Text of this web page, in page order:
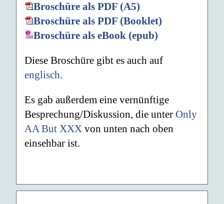
Broschüre als PDF (A5)
Broschüre als PDF (Booklet)
Broschüre als eBook (epub)
Diese Broschüre gibt es auch auf
englisch.
Es gab außerdem eine vernünftige
Besprechung/Diskussion, die unter Only
AA But XXX von unten nach oben
einsehbar ist.